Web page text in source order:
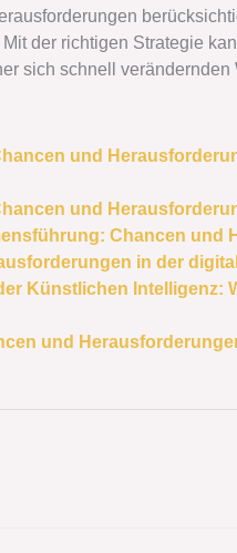
der richtigen Strategie
sich schnell verändernden
und
und
Chancen und
in der
Künstlichen Intelligenz:
und